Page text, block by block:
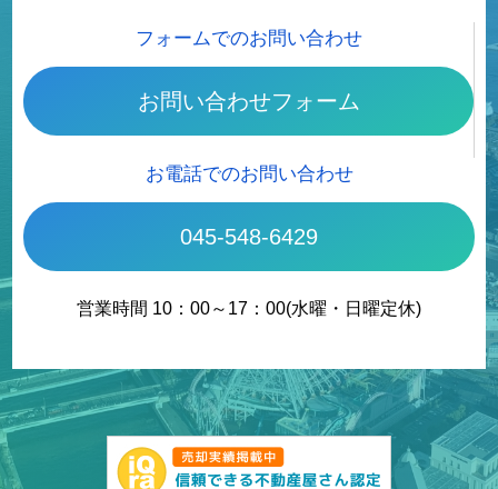
フォームでのお問い合わせ
お問い合わせフォーム
お電話でのお問い合わせ
045-548-6429
営業時間 10：00～17：00(水曜・日曜定休)